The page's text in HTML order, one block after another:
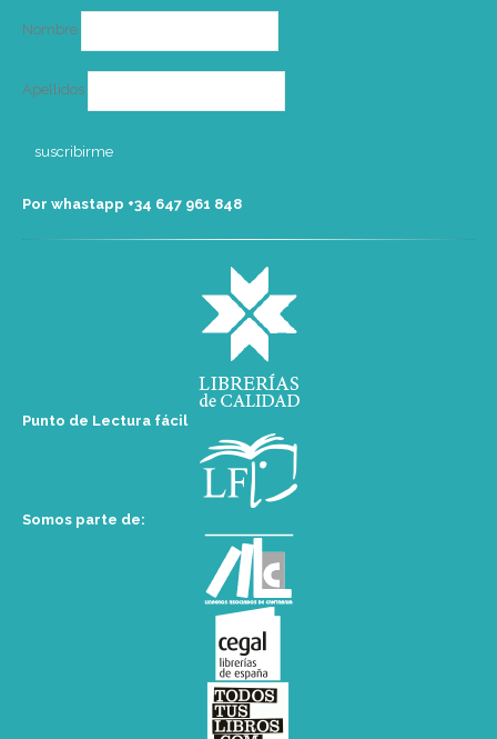
Nombre
Apellidos
Por whastapp +34 ‭647 961 848‬
Punto de Lectura fácil
Somos parte de: